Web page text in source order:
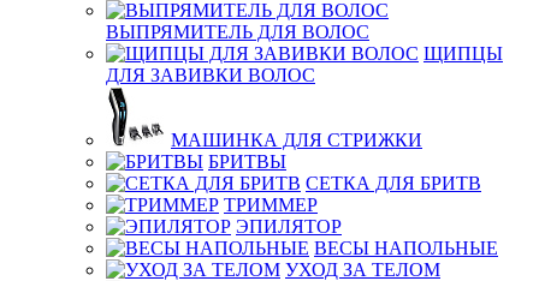
ВЫПРЯМИТЕЛЬ ДЛЯ ВОЛОС
ЩИПЦЫ
ДЛЯ ЗАВИВКИ ВОЛОС
МАШИНКА ДЛЯ СТРИЖКИ
БРИТВЫ
СЕТКА ДЛЯ БРИТВ
ТРИММЕР
ЭПИЛЯТОР
ВЕСЫ НАПОЛЬНЫЕ
УХОД ЗА ТЕЛОМ